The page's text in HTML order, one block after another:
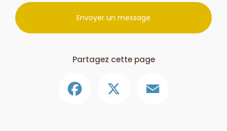
Envoyer un message
Partagez cette page